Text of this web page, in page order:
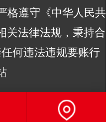
格遵守《中华人民共
关法律法规，秉持合
何违法违规要账行